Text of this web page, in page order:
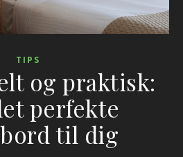
TIPS
og praktisk:
perfekte
til dig